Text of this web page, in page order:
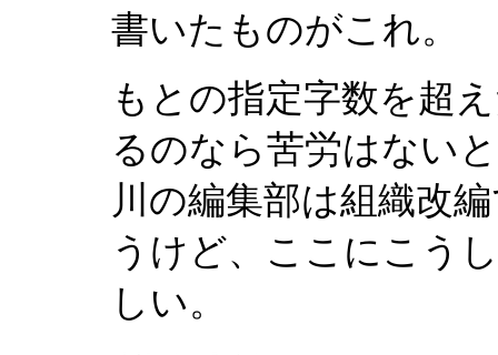
書いたものがこれ。
もとの指定字数を超
るのなら苦労はない
川の編集部は組織改
うけど、ここにこう
しい。